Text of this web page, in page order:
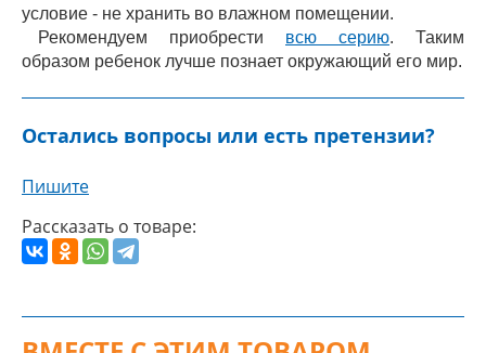
условие - не хранить во влажном помещении.
Рекомендуем приобрести всю серию. Таким
образом ребенок лучше познает окружающий его мир.
Остались вопросы или есть претензии?
Пишите
Рассказать о товаре: